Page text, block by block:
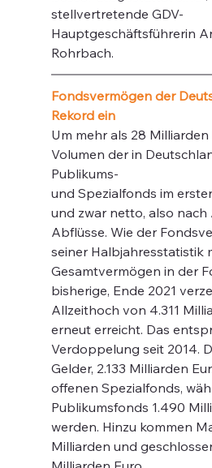
stellvertretende GDV-
Hauptgeschäftsführerin
Rohrbach.
Fondsvermögen der
Rekord ein
Um mehr als 28
Volumen der in
Publikums-
und Spezialfonds im
und zwar netto, also
Abflüsse. Wie der
seiner Halbjahresstatistik
Gesamtvermögen in der
bisherige, Ende 2021
Allzeithoch von 4.311
erneut erreicht. Das
Verdoppelung seit 2014.
Gelder, 2.133 Milliarden
offenen Spezialfonds,
Publikumsfonds 1.490
werden. Hinzu kommen
Milliarden und